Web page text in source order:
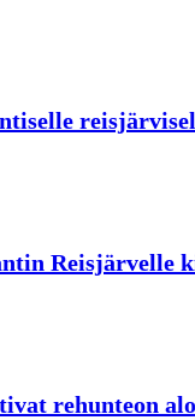
Reisjärvelle
rehunteon